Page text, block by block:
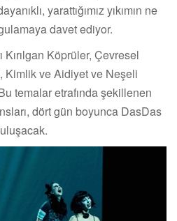
yarattığımız yıkımın ne
davet ediyor.
Köprüler, Çevresel
Kimlik ve Aidiyet ve Neşeli
temalar etrafında şekillenen
dört gün boyunca DasDas